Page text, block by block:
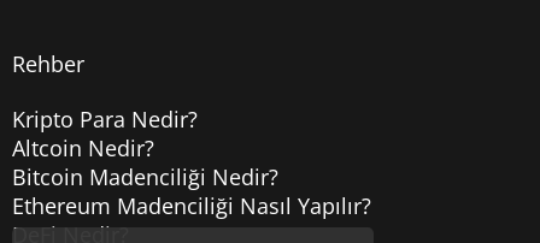
Rehber
Kripto Para Nedir?
Altcoin Nedir?
Bitcoin Madenciliği Nedir?
Ethereum Madenciliği Nasıl Yapılır?
DeFi Nedir?